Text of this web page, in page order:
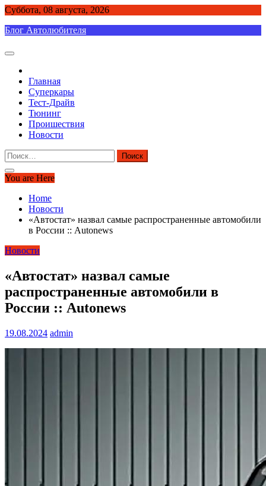
Skip
content
Суббота, 08 августа, 2026
Блог Автолюбителя
Главная
Суперкары
Тест-Драйв
Тюнинг
Проишествия
Новости
Найти:
You are Here
Home
Новости
«Автостат» назвал самые распространенные автомобили
в России :: Autonews
Новости
«Автостат» назвал самые
распространенные автомобили в
России :: Autonews
19.08.2024 admin